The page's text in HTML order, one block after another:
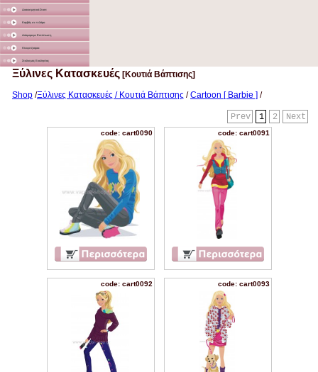
Διακοσμητικά Σταντ
Καμβάς σε τελάρο
Διάφορα με Εκτύπωση
Γλειφιτζούρια
Στολισμός Εκκλησίας
Ξύλινες Κατασκευές [Κουτιά Βάπτισης]
Shop /Ξύλινες Κατασκευές / Κουτιά Βάπτισης /Cartoon [ Barbie ] /
Next
2
1
Prev
code: cart0090 code: cart0091
code: cart0092 code: cart0093